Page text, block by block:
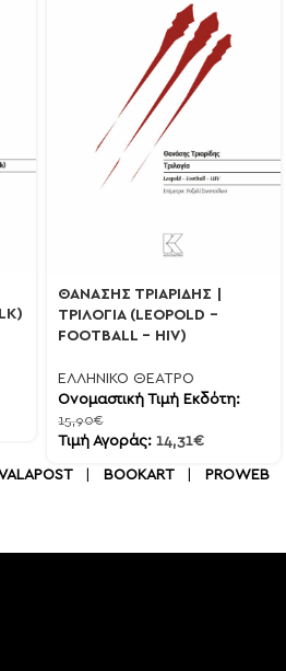
ΘΑΝΑΣΗΣ ΤΡΙΑΡΙΔΗΣ |
ΤΡΙΛΟΓΙΑ (LEOPOLD –
FOOTBALL – HIV)
ΕΛΛΗΝΙΚΟ ΘΕΑΤΡΟ
Ονομαστική Τιμή Εκδότη:
15,90€
Τιμή Αγοράς: 14,31€
| BOOKART| PROWEB